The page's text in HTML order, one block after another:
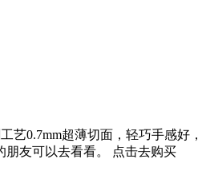
艺0.7mm超薄切面，轻巧手感好
朋友可以去看看。 点击去购买